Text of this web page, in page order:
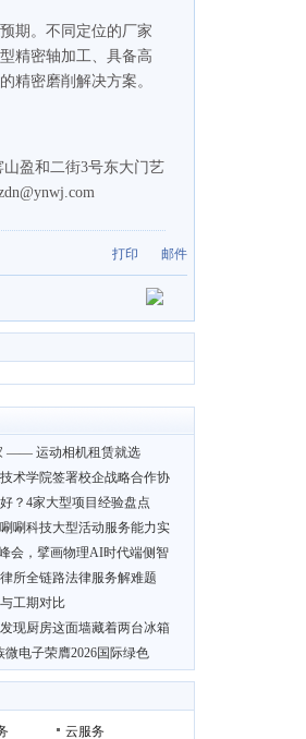
期。不同定位的厂家
精密轴加工、具备高
精密磨削解决方案。
盈和二街3号东大门艺
打印 邮件
—— 运动相机租赁就选
术学院签署校企战略合作协
？4家大型项目经验盘点
唰科技大型活动服务能力实
会，擘画物理AI时代端侧智
所全链路法律服务解难题
工期对比
现厨房这面墙藏着两台冰箱
电子荣膺2026国际绿色
云服务